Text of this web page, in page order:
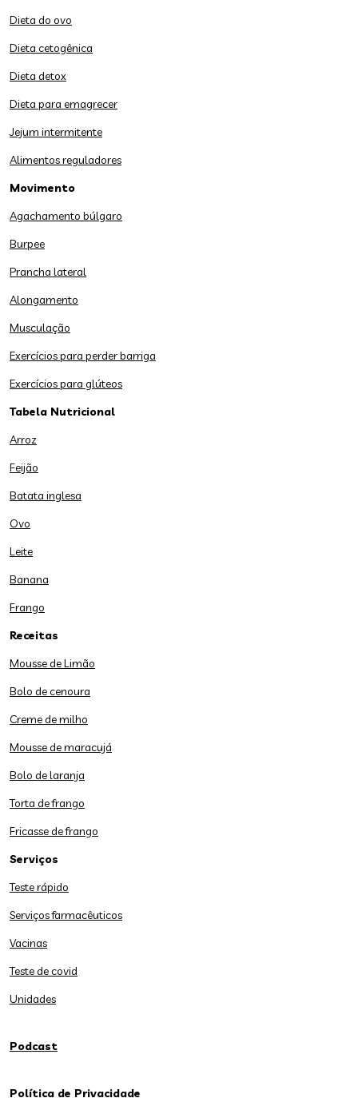
Dieta do ovo
Dieta cetogênica
Dieta detox
Dieta para emagrecer
Jejum intermitente
Alimentos reguladores
Movimento
Agachamento búlgaro
Burpee
Prancha lateral
Alongamento
Musculação
Exercícios para perder barriga
Exercícios para glúteos
Tabela Nutricional
Arroz
Feijão
Batata inglesa
Ovo
Leite
Banana
Frango
Receitas
Mousse de Limão
Bolo de cenoura
Creme de milho
Mousse de maracujá
Bolo de laranja
Torta de frango
Fricasse de frango
Serviços
Teste rápido
Serviços farmacêuticos
Vacinas
Teste de covid
Unidades
Podcast
Política de Privacidade